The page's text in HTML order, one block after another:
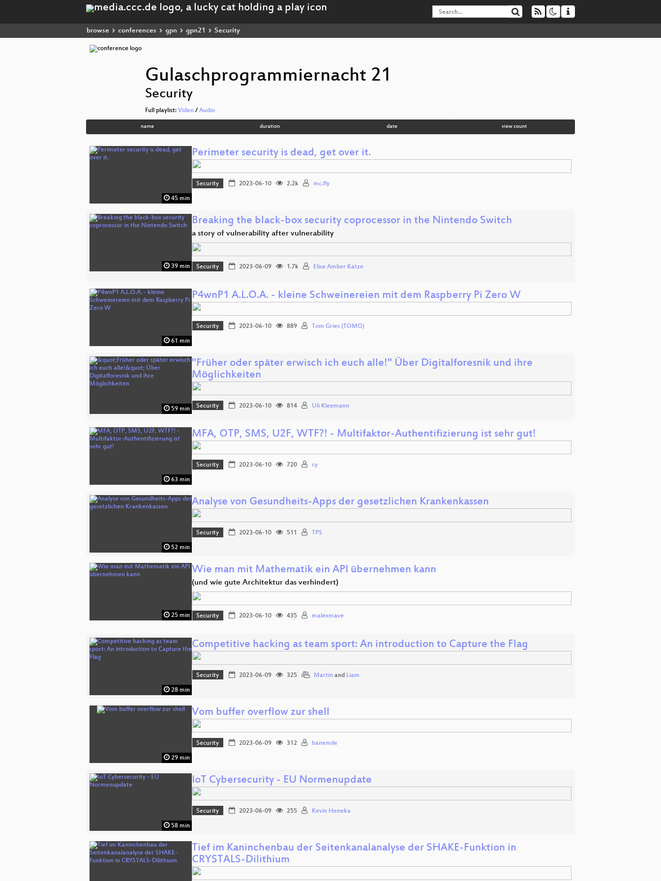
browse conferences gpn gpn21 Security
Gulaschprogrammiernacht 21
Security
Full playlist: Video / Audio
name duration date view count
45 min
Perimeter security is dead, get over it.
Security 2023-06-10 2.2k mc.fly
39 min
Breaking the black-box security coprocessor in the Nintendo Switch
a story of vulnerability after vulnerability
Security 2023-06-09 1.7k Elise Amber Katze
61 min
P4wnP1 A.L.O.A. - kleine Schweinereien mit dem Raspberry Pi Zero W
Security 2023-06-10 889 Tom Gries (TOMO)
59 min
"Früher oder später erwisch ich euch alle!" Über Digitalforesnik und ihre
Möglichkeiten
Security 2023-06-10 814 Uli Kleemann
63 min
MFA, OTP, SMS, U2F, WTF?! - Multifaktor-Authentifizierung ist sehr gut!
Security 2023-06-10 720 cy
52 min
Analyse von Gesundheits-Apps der gesetzlichen Krankenkassen
Security 2023-06-10 511 TPS
25 min
Wie man mit Mathematik ein API übernehmen kann
(und wie gute Architektur das verhindert)
Security 2023-06-10 435 malexmave
28 min
Competitive hacking as team sport: An introduction to Capture the Flag
Security 2023-06-09 325 Martin and Liam
29 min
Vom buffer overflow zur shell
Security 2023-06-09 312 hanemile
58 min
IoT Cybersecurity - EU Normenupdate
Security 2023-06-09 255 Kevin Heneka
Tief im Kaninchenbau der Seitenkanalanalyse der SHAKE-Funktion in
CRYSTALS-Dilithium